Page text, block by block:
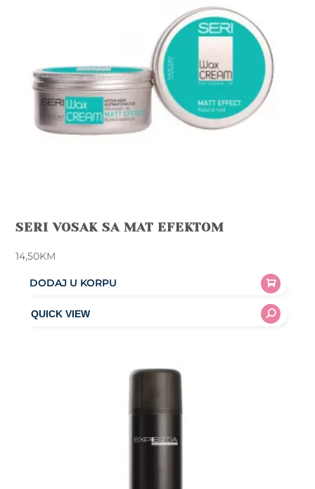
SERI VOSAK SA MAT EFEKTOM
14,50KM
DODAJ U KORPU